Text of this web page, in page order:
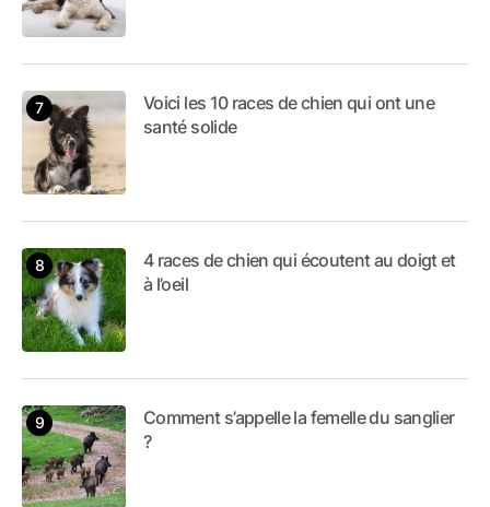
Voici les 10 races de chien qui ont une
santé solide
4 races de chien qui écoutent au doigt et
à l’oeil
Comment s’appelle la femelle du sanglier
?